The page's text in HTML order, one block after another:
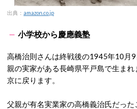
出典： amazon.co.jp
小学校から慶應義塾
高橋治則さんは終戦後の1945年10月
親の実家がある長崎県平戸島で生ま
京に戻ります。
父親が有名実業家の高橋義治氏だった